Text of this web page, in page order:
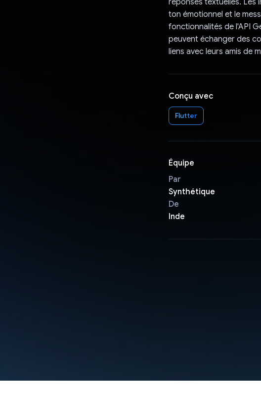
ton émotionnel et le
fonctionnalités de l'API
peuvent échanger des
liens avec leurs amis de
Conçu avec
Flutter
Équipe
Par
Synthétique
De
Inde